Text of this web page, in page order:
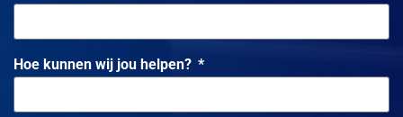
Hoe kunnen wij jou helpen?